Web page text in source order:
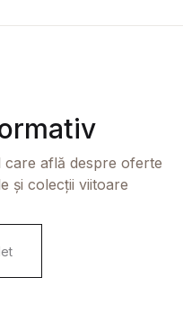
află despre oferte
și colecții viitoare